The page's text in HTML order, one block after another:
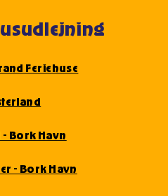
Feriehuse
Bork Havn
- Bork Havn